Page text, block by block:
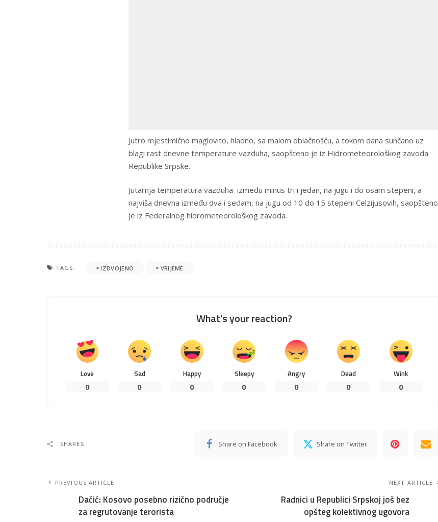
Jutro mjestimično maglovito, hladno, sa malom oblačnošću, a tokom dana sunčano uz
blagi rast dnevne temperature vazduha, saopšteno je iz Hidrometeorološkog zavoda
Republike Srpske.
Jutarnja temperatura vazduha između minus tri i jedan, na jugu i do osam stepeni, a
najviša dnevna između dva i sedam, na jugu od 10 do 15 stepeni Celzijusovih, saopšteno
je iz Federalnog hidrometeorološkog zavoda.
TAGS: IZDVOJENO VRIJEME
What's your reaction?
Love
0
Sad
0
Happy
0
Sleepy
0
Angry
0
Dead
0
Wink
0
SHARES Share on Facebook Share on Twitter
PREVIOUS ARTICLE
Dačić: Kosovo posebno rizično područje
za regrutovanje terorista
NEXT ARTICLE
Radnici u Republici Srpskoj još bez
opšteg kolektivnog ugovora